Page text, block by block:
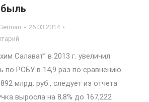
26.03.2014
Салават” в 2013 г. увеличил
по РСБУ в 14,9 раз по сравнению
млрд. руб., следует из отчета
выросла на 8,8% до 167,222